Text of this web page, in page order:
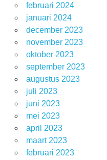
februari 2024
januari 2024
december 2023
november 2023
oktober 2023
september 2023
augustus 2023
juli 2023
juni 2023
mei 2023
april 2023
maart 2023
februari 2023